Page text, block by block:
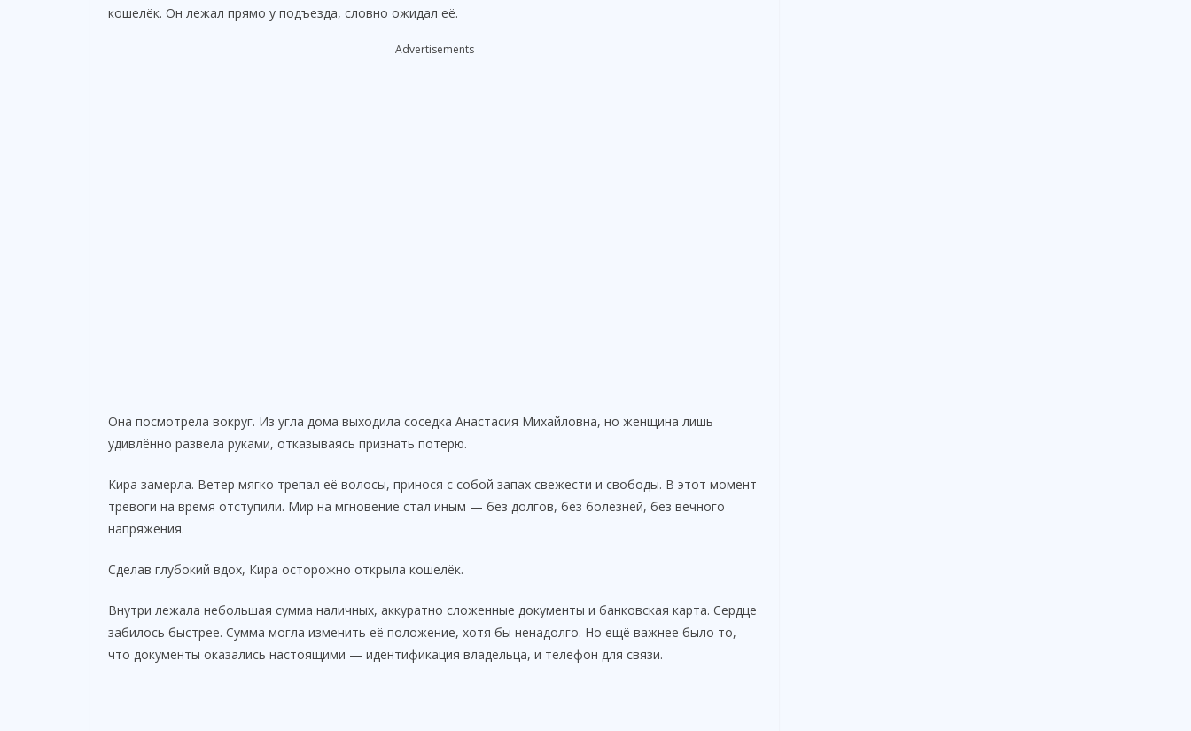
кошелёк. Он лежал прямо у подъезда, словно ожидал её.
Advertisements
Она посмотрела вокруг. Из угла дома выходила соседка Анастасия Михайловна, но женщина лишь
удивлённо развела руками, отказываясь признать потерю.
Кира замерла. Ветер мягко трепал её волосы, принося с собой запах свежести и свободы. В этот момент
тревоги на время отступили. Мир на мгновение стал иным — без долгов, без болезней, без вечного
напряжения.
Сделав глубокий вдох, Кира осторожно открыла кошелёк.
Внутри лежала небольшая сумма наличных, аккуратно сложенные документы и банковская карта. Сердце
забилось быстрее. Сумма могла изменить её положение, хотя бы ненадолго. Но ещё важнее было то,
что документы оказались настоящими — идентификация владельца, и телефон для связи.